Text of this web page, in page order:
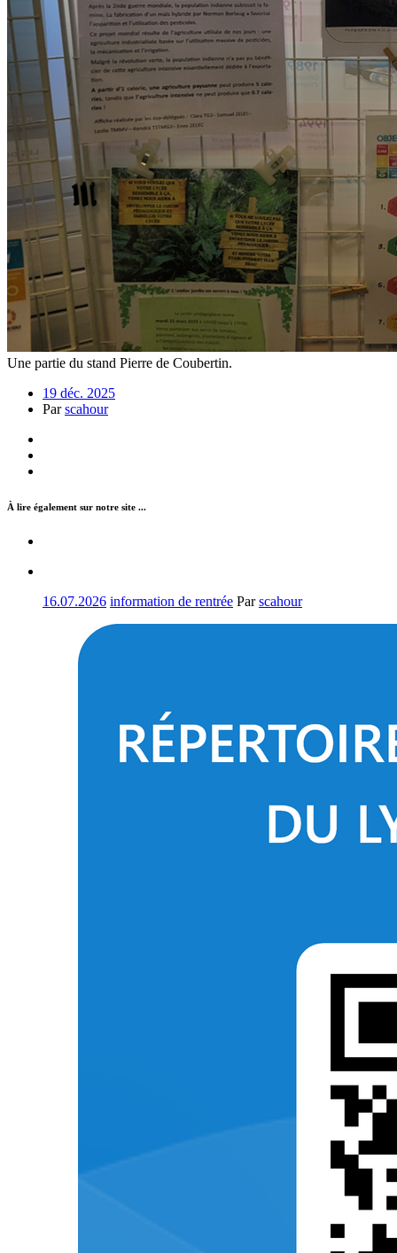
Une partie du stand Pierre de Coubertin.
19 déc. 2025
Parscahour
À lire également sur notre site ...
16.07.2026 information de rentrée Parscahour